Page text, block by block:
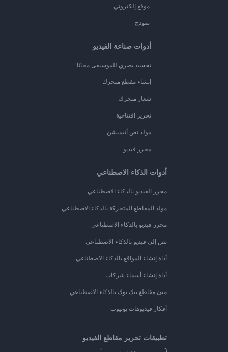
موقع إلكتروني
نموذج
أدوات صناعة الفيديو
تجسيد بصري للموسيقى مجانًا
إنشاء مقطع متحرك
شعار متحرك
تحرير افتتاحية
مولد نص أنيميشن
محرر فيديو
أدوات الذكاء الاصطناعي
محرر الفيديو بالذكاء الاصطناعي
مولد المقاطع المتحركة بالذكاء الاصطناعي
محرر فيديو بالذكاء الاصطناعي
نص إلى فيديو بالذكاء الاصطناعي
أداة إنشاء المواقع بالذكاء الاصطناعي
أداة إنشاء أسماء شركات
منئ مقاطع تيك توك بالذكاء الاصطناعي
أفكار فيديوهات يوتيوب
تطبيقات تحرير مقاطع الفيديو